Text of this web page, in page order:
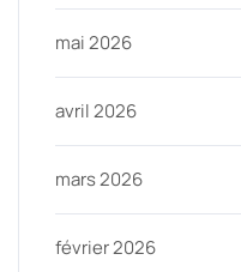
mai 2026
avril 2026
mars 2026
février 2026